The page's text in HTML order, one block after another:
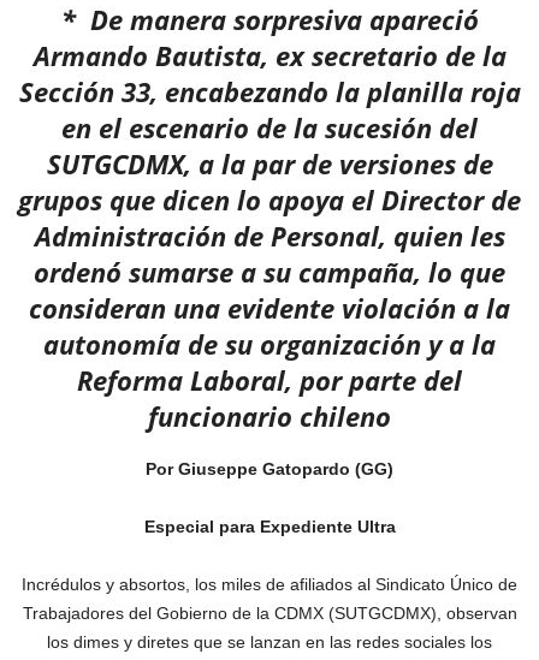
* De manera sorpresiva apareció
Armando Bautista, ex secretario de la
Sección 33, encabezando la planilla roja
en el escenario de la sucesión del
SUTGCDMX, a la par de versiones de
grupos que dicen lo apoya el Director de
Administración de Personal, quien les
ordenó sumarse a su campaña, lo que
consideran una evidente violación a la
autonomía de su organización y a la
Reforma Laboral, por parte del
funcionario chileno
Por Giuseppe Gatopardo (GG)
Especial para Expediente Ultra
Incrédulos y absortos, los miles de afiliados al Sindicato Único de
Trabajadores del Gobierno de la CDMX (SUTGCDMX), observan
los dimes y diretes que se lanzan en las redes sociales los